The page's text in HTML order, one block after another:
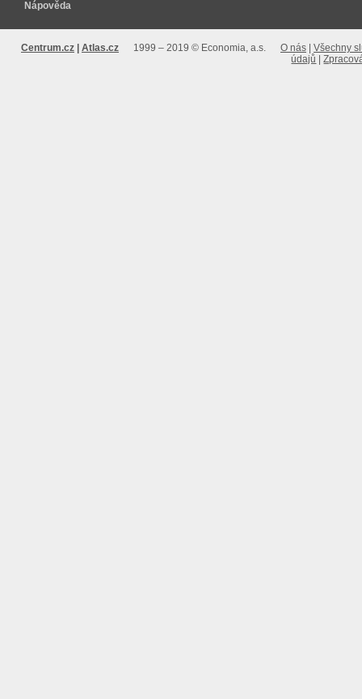
Nápověda
Centrum.cz Atlas.cz 1999 – 2019 © Economia, a.s. O nás
Všechny
údajů